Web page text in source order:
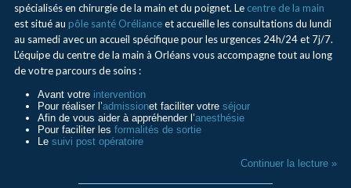
spécialisés en chirurgie de la main et du poignet. Le centre de la main
est situé au pôle santé Orélianceet accueille les consultations du lundi
au samedi avec un accueil spécifique pour les urgences 24h/24 et 7j/7.
L’équipe du centre de la main à Orléans vous accompagne tout au long
de votre parcours de soins :
Avant votre intervention
Pour réaliser l’admissionet faciliter votre séjour
Afin de vous aider à appréhender l’anesthésie
Pour faciliter les formalités de sortie
Le suivi post opératoire
Continuer la lecture »